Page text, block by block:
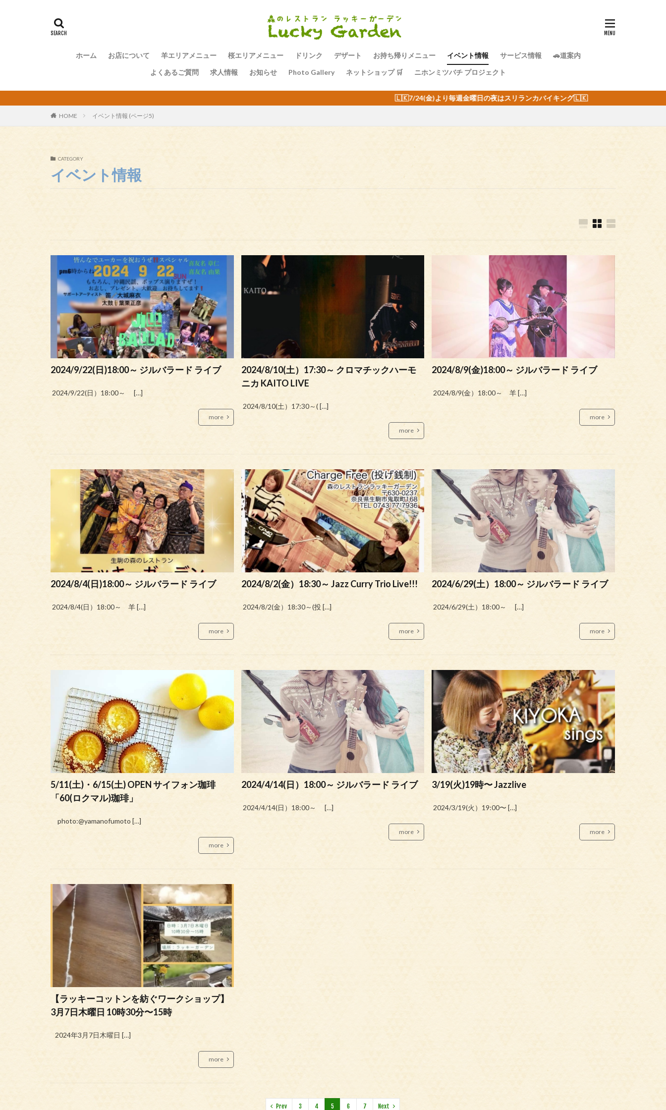
ホーム お店について 羊エリアメニュー 桜エリアメニュー ドリンク デザート お持ち帰りメニュー イベント情報 サービス情報
🚗道案内
よくあるご質問
求人情報 お知らせ Photo Gallery ネットショップ 🛒 ニホンミツバチ プロジェクト
🇱🇰7/24(金)より毎週金曜日の夜はスリランカバイキング🇱🇰
HOME イベント情報 (ページ5)
CATEGORY
イベント情報
2024/9/22(日)18:00～ ジルバラード ライブ
2024/9/22(日）18:00～ […]
more
2024/8/10(土）17:30～ クロマチックハーモ
ニカ KAITO LIVE
2024/8/10(土）17:30～( […]
more
2024/8/9(金)18:00～ ジルバラード ライブ
2024/8/9(金）18:00～ 羊 […]
more
2024/8/4(日)18:00～ ジルバラード ライブ
2024/8/4(日）18:00～ 羊 […]
more
2024/8/2(金）18:30～ Jazz Curry Trio Live!!!
2024/8/2(金）18:30～(投 […]
more
2024/6/29(土）18:00～ ジルバラード ライブ
2024/6/29(土）18:00～ […]
more
5/11(土)・6/15(土) OPEN サイフォン珈琲
「60(ロクマル)珈琲」
photo:@yamanofumoto […]
more
2024/4/14(日）18:00～ ジルバラード ライブ
2024/4/14(日）18:00～ […]
more
3/19(火)19時〜 Jazzlive
2024/3/19(火）19:00〜 […]
more
【ラッキーコットンを紡ぐワークショップ】
3月7日木曜日 10時30分〜15時
2024年3月7日木曜日 […]
more
Prev 3 4 5 6 7 Next